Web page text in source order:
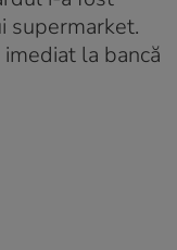
supermarket.
la bancă